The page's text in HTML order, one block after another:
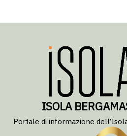
ISOLA
Portale di informazione